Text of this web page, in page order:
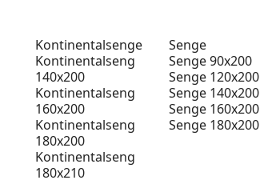
Kontinentalsenge
Kontinentalseng
140x200
Kontinentalseng
160x200
Kontinentalseng
180x200
Kontinentalseng
180x210
Senge
Senge 90x200
Senge 120x200
Senge 140x200
Senge 160x200
Senge 180x200